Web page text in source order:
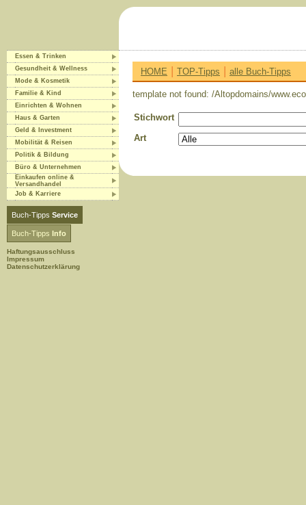
Essen & Trinken
Gesundheit & Wellness
Mode & Kosmetik
Familie & Kind
Einrichten & Wohnen
Haus & Garten
Geld & Investment
Mobilität & Reisen
Politik & Bildung
Büro & Unternehmen
Einkaufen online &
Versandhandel
Job & Karriere
Buch-Tipps Service
Buch-Tipps Info
Haftungsausschluss
Impressum
Datenschutzerklärung
HOME | TOP-Tipps | alle Buch-Tipps
template not found: /Altopdomains/
Stichwort
Art